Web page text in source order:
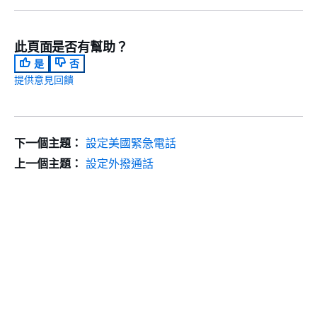
此頁面是否有幫助？
是
否
提供意見回饋
下一個主題： 設定美國緊急電話
上一個主題： 設定外撥通話